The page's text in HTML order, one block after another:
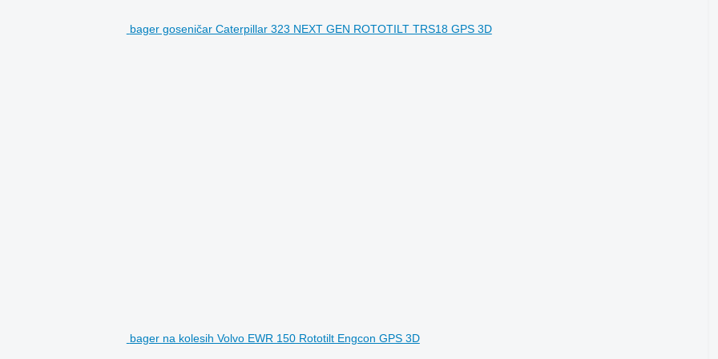
bager goseničar Caterpillar 323 NEXT GEN ROTOTILT TRS18 GPS 3D
bager na kolesih Volvo EWR 150 Rototilt Engcon GPS 3D